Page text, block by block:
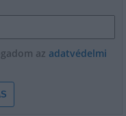
az adatvédelmi